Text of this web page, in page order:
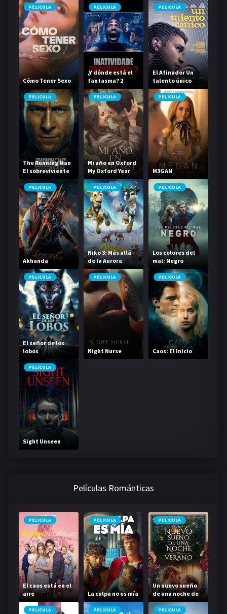
PELICULA
Cómo Tener Sexo
PELICULA
¿Y dónde está el
fantasma? 2
PELICULA
El Afinador Un
talento único
PELICULA
The Running Man
El sobreviviente
PELICULA
Mi año en Oxford
My Oxford Year
PELICULA
M3GAN
PELICULA
Akhanda
PELICULA
Niko 3: Más allá
de la Aurora
Boreal
PELICULA
Los colores del
mal: Negro
PELICULA
El señor de los
lobos
PELICULA
Night Nurse
PELICULA
Caos: El Inicio
PELICULA
Sight Unseen
Películas Románticas
PELICULA
El caos está en el
aire
PELICULA
La culpa no es mía
PELICULA
Un nuevo sueño
de una noche de
verano
PELICULA PELICULA PELICULA